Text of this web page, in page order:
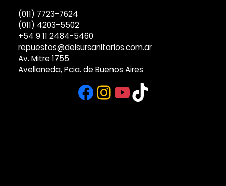
(011) 7723-7624
(011) 4203-5502
+54 9 11 2484-5460
repuestos@delsursanitarios.com.ar
Av. Mitre 1755
Avellaneda, Pcia. de Buenos Aires
Facebook
Instagram
YouTube
TikTok